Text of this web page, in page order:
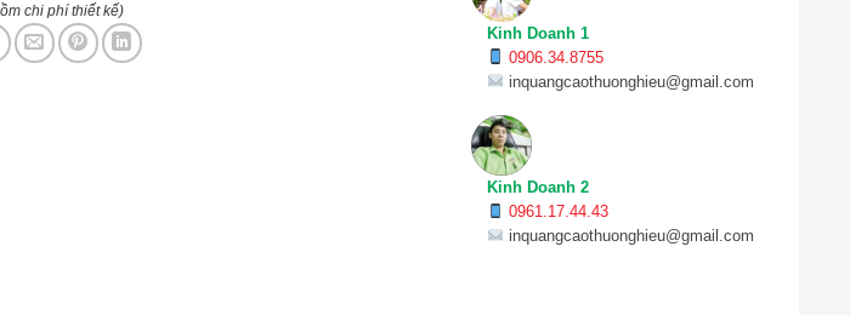
chi phí thiết kế)
Kinh Doanh 1
0906.34.8755
inquangcaothuonghieu@gmail.com
Kinh Doanh 2
0961.17.44.43
inquangcaothuonghieu@gmail.com